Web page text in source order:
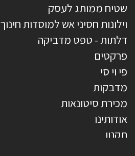
שטיח ממותג לעסק
וילונות חסיני אש למוסדות חינוך
דלתות - טפט מדביקה
פרקטים
פי וי סי
מדבקות
מכירת סיטונאות
אודותינו
תקנון